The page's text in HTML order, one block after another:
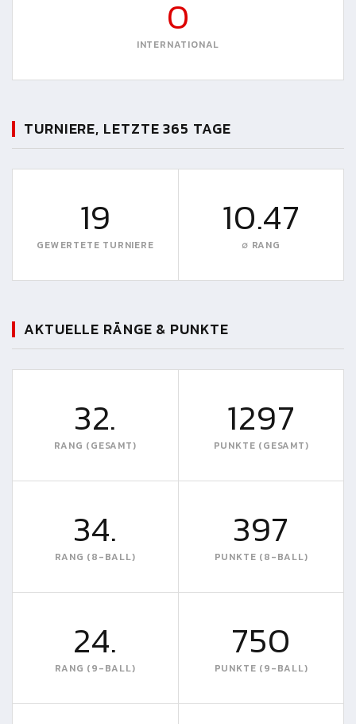
0
INTERNATIONAL
TURNIERE, LETZTE 365 TAGE
19
GEWERTETE TURNIERE
10.47
∅ RANG
AKTUELLE RÄNGE & PUNKTE
32.
RANG (GESAMT)
1297
PUNKTE (GESAMT)
34.
RANG (8-BALL)
397
PUNKTE (8-BALL)
24.
RANG (9-BALL)
750
PUNKTE (9-BALL)